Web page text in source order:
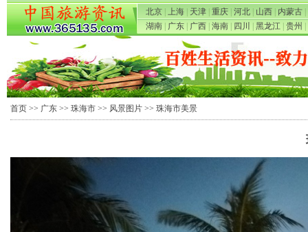
北京 上海 天津 重庆 河北 山西 内蒙古
湖南
广东 广西 海南 四川 黑龙江 贵州
首页 >> 广东 >> 珠海市 >> 风景图片 >> 珠海市美景